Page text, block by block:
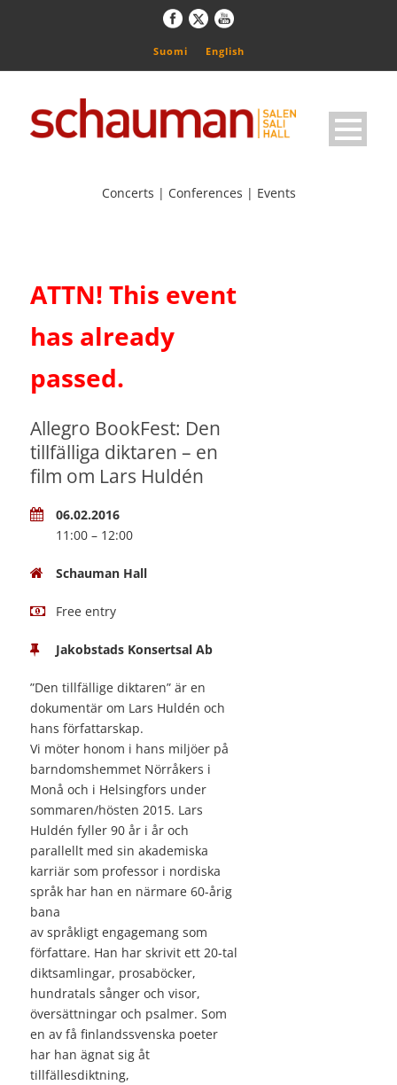
Suomi English
Concerts | Conferences | Events
ATTN! This event
has already
passed.
Allegro BookFest: Den
tillfälliga diktaren – en
film om Lars Huldén
06.02.2016
11:00 – 12:00
Schauman Hall
Free entry
Jakobstads Konsertsal Ab
”Den tillfällige diktaren” är en
dokumentär om Lars Huldén och
hans författarskap.
Vi möter honom i hans miljöer på
barndomshemmet Nörråkers i
Monå och i Helsingfors under
sommaren/hösten 2015. Lars
Huldén fyller 90 år i år och
parallellt med sin akademiska
karriär som professor i nordiska
språk har han en närmare 60-årig
bana
av språkligt engagemang som
författare. Han har skrivit ett 20-tal
diktsamlingar, prosaböcker,
hundratals sånger och visor,
översättningar och psalmer. Som
en av få finlandssvenska poeter
har han ägnat sig åt
tillfällesdiktning,